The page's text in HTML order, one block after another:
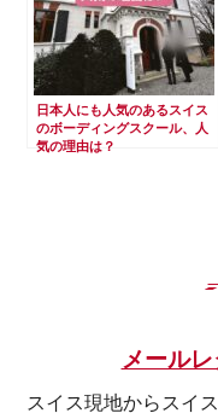
日本人にも人気のあるスイス
のボーディングスクール、人
気の理由は？
メール
スイス現地からスイ